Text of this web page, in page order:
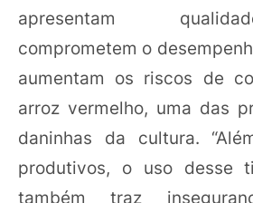
apresentam
comprometem o
aumentam os riscos de
arroz vermelho, uma das
daninhas da cultura.
produtivos, o uso desse
também traz